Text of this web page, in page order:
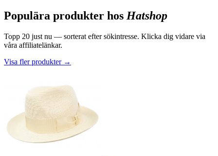
Populära produkter hos Hatshop
Topp 20 just nu — sorterat efter sökintresse. Klicka dig vidare via
våra affiliatelänkar.
Visa fler produkter →